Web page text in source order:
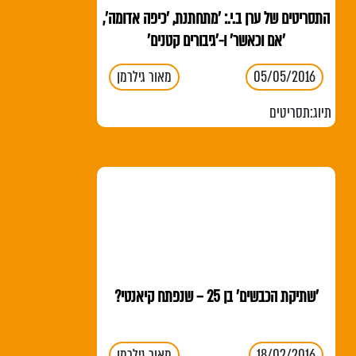
התסריטים של ערן ב.י.: 'מתחתנת, 'כיפה אדומה',
'אם וכאשר' ו-'גיבורים קטנים'
05/05/2016
מאור גילרמן
תיוג:תסריטים
'שתיקת הכבשים' בן 25 – שנפתח קיאנטי?